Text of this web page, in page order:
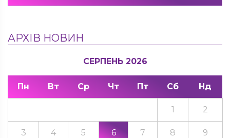
АРХІВ НОВИН
СЕРПЕНЬ 2026
Пн Вт Ср Чт Пт Сб Нд
1 2
3 4 5 6 7 8 9